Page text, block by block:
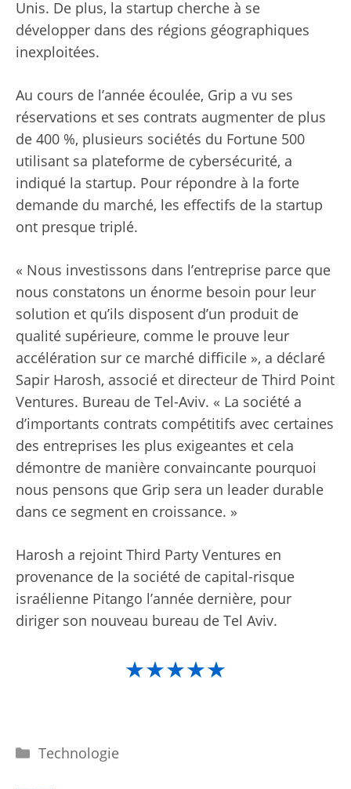
Unis. De plus, la startup cherche à se
développer dans des régions géographiques
inexploitées.
Au cours de l’année écoulée, Grip a vu ses
réservations et ses contrats augmenter de plus
de 400 %, plusieurs sociétés du Fortune 500
utilisant sa plateforme de cybersécurité, a
indiqué la startup. Pour répondre à la forte
demande du marché, les effectifs de la startup
ont presque triplé.
« Nous investissons dans l’entreprise parce que
nous constatons un énorme besoin pour leur
solution et qu’ils disposent d’un produit de
qualité supérieure, comme le prouve leur
accélération sur ce marché difficile », a déclaré
Sapir Harosh, associé et directeur de Third Point
Ventures. Bureau de Tel-Aviv. « La société a
d’importants contrats compétitifs avec certaines
des entreprises les plus exigeantes et cela
démontre de manière convaincante pourquoi
nous pensons que Grip sera un leader durable
dans ce segment en croissance. »
Harosh a rejoint Third Party Ventures en
provenance de la société de capital-risque
israélienne Pitango l’année dernière, pour
diriger son nouveau bureau de Tel Aviv.
★★★★★
Catégories
Technologie